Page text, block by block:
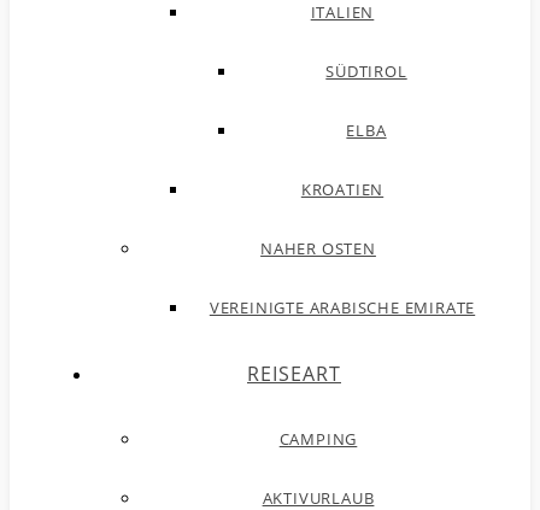
ITALIEN
SÜDTIROL
ELBA
KROATIEN
NAHER OSTEN
VEREINIGTE ARABISCHE EMIRATE
REISEART
CAMPING
AKTIVURLAUB